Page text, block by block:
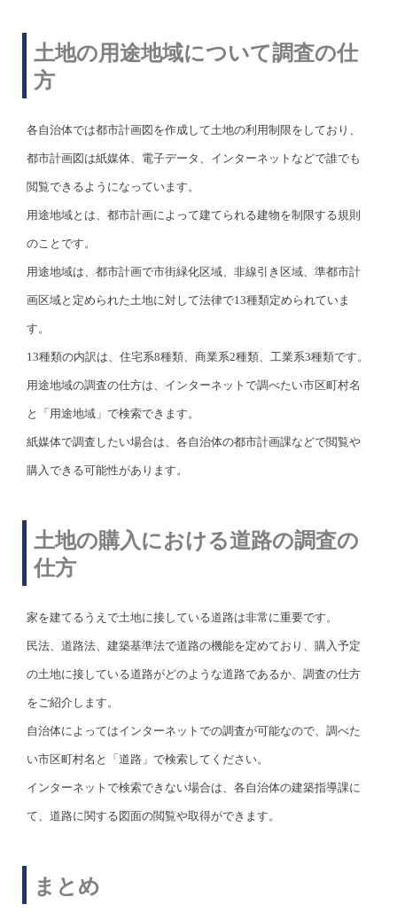
土地の用途地域について調査の仕
方
各自治体では都市計画図を作成して土地の利用制限をしており、
都市計画図は紙媒体、電子データ、インターネットなどで誰でも
閲覧できるようになっています。
用途地域とは、都市計画によって建てられる建物を制限する規則
のことです。
用途地域は、都市計画で市街緑化区域、非線引き区域、準都市計
画区域と定められた土地に対して法律で13種類定められていま
す。
13種類の内訳は、住宅系8種類、商業系2種類、工業系3種類です。
用途地域の調査の仕方は、インターネットで調べたい市区町村名
と「用途地域」で検索できます。
紙媒体で調査したい場合は、各自治体の都市計画課などで閲覧や
購入できる可能性があります。
土地の購入における道路の調査の
仕方
家を建てるうえで土地に接している道路は非常に重要です。
民法、道路法、建築基準法で道路の機能を定めており、購入予定
の土地に接している道路がどのような道路であるか、調査の仕方
をご紹介します。
自治体によってはインターネットでの調査が可能なので、調べた
い市区町村名と「道路」で検索してください。
インターネットで検索できない場合は、各自治体の建築指導課に
て、道路に関する図面の閲覧や取得ができます。
まとめ